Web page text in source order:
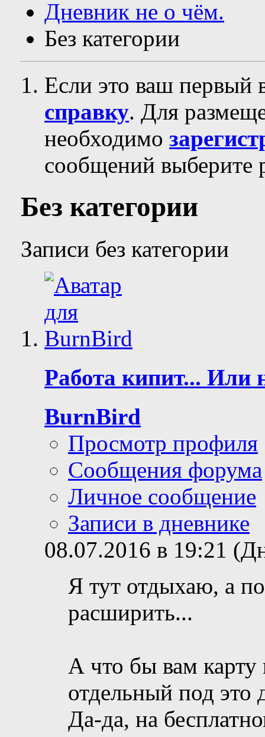
Дневник не о чём.
Без категории
Если это ваш первый
справку. Для
необходимо
сообщений выберите
Без категории
Записи без категории
Работа кипит... Или
BurnBird
Просмотр профиля
Сообщения форума
Личное сообщение
Записи в дневнике
08.07.2016 в 19:21
Я тут отдыхаю, а
расширить...
А что бы вам карту
отдельный под это
Да-да, на